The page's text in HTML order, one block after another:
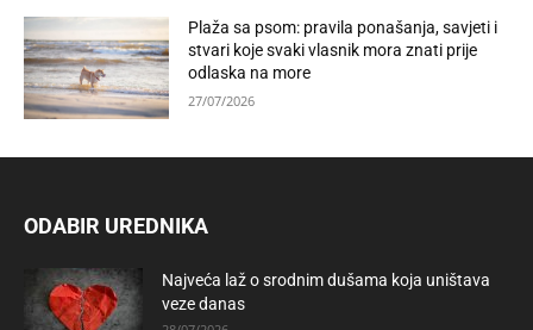
Plaža sa psom: pravila ponašanja, savjeti i
stvari koje svaki vlasnik mora znati prije
odlaska na more
27/07/2026
ODABIR UREDNIKA
Najveća laž o srodnim dušama koja uništava
veze danas